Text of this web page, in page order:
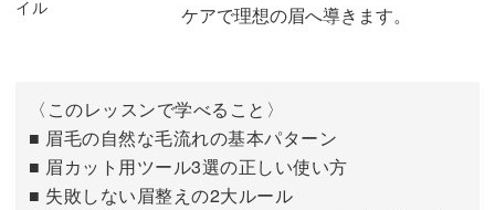
ン。
みなさんも毎朝のメイクが楽しくなる眉メイクを身につけ
ケアで理想の眉へ導きます。
〈このレッスンで学べること〉
■ 眉毛の自然な毛流れの基本パターン
■ 眉カット用ツール3選の正しい使い方
■ 失敗しない眉整えの2大ルール